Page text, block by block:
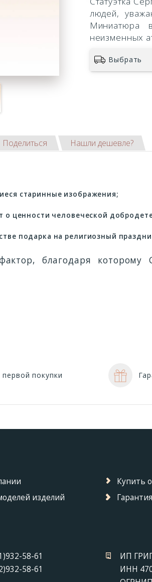
людей,
Миниатюра
неизменных
Выбрать
Поделиться Нашли дешевле?
старинные изображения;
ценности человеческой
подарка на религиозный
благодаря которому
первой покупки
Купить
изделий
58-61
58-61
ИП
ИНН